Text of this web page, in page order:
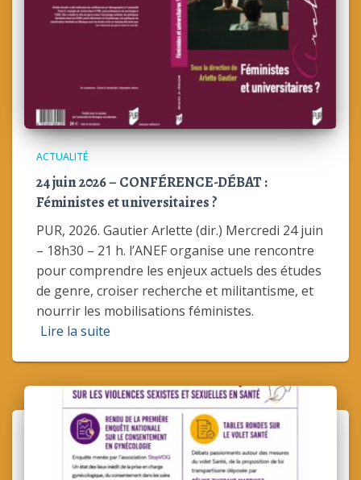
ACTUALITÉ
24 juin 2026 – CONFÉRENCE-DÉBAT :
Féministes et universitaires ?
PUR, 2026. Gautier Arlette (dir.) Mercredi 24 juin
– 18h30 – 21 h. l’ANEF organise une rencontre
pour comprendre les enjeux actuels des études
de genre, croiser recherche et militantisme, et
nourrir les mobilisations féministes.
Lire la suite